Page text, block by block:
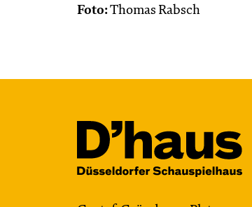
Foto:Thomas Rabsch